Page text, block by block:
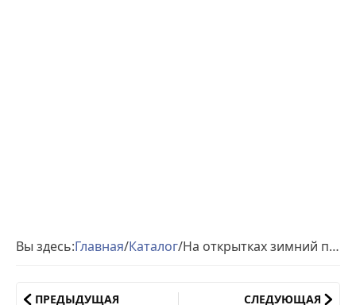
Вы здесь:Главная/Каталог/ На открытках зимний приветик
ПРЕДЫДУЩАЯ СЛЕДУЮЩАЯ